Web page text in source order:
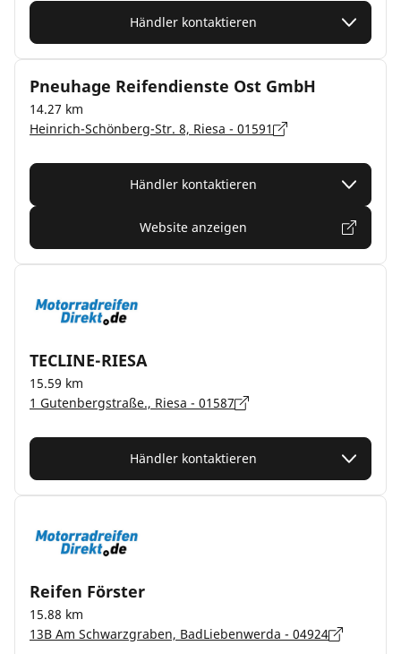
Händler kontaktieren
Pneuhage Reifendienste Ost GmbH
14.27 km
Heinrich-Schönberg-Str. 8, Riesa - 01591
Händler kontaktieren
Website anzeigen
TECLINE-RIESA
15.59 km
1 Gutenbergstraße., Riesa - 01587
Händler kontaktieren
Reifen Förster
15.88 km
13B Am Schwarzgraben, BadLiebenwerda - 04924